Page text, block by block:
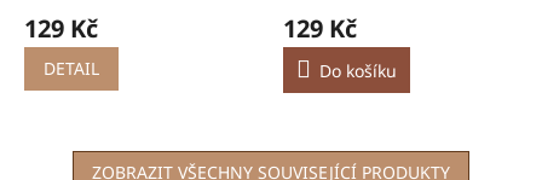
129 Kč
DETAIL
129 Kč
Do košíku
ZOBRAZIT VŠECHNY SOUVISEJÍCÍ PRODUKTY